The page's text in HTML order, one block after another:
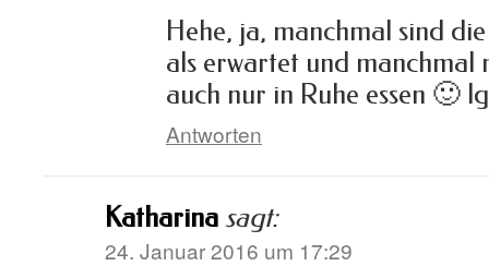
Hehe, ja, manchmal sind
als erwartet und manchmal
auch nur in Ruhe essen 🙂
Antworten
Katharina sagt:
24. Januar 2016 um 17:29